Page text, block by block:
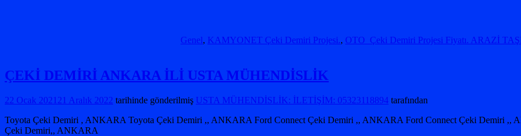
Genel, KAMYONET Çeki Demiri Projesi., OTO Çeki Demiri Projesi Fiyatı. ARAZİ
ÇEKİ DEMİRİ ANKARA İLİ USTA MÜHENDİSLİK
22 Ocak 2021 21 Aralık 2022 tarihinde gönderilmiş USTA MÜHENDİSLİK: İLETİŞİM: 05323118894 tarafından
Toyota Çeki Demiri , ANKARA Toyota Çeki Demiri ,, ANKARA Ford Connect Çeki Demiri ,, ANKARA Ford Connect Çeki Demiri ,,
Çeki Demiri,, ANKARA